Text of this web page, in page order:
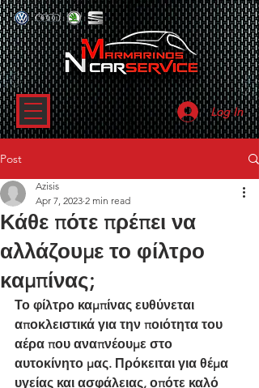
Log In
Post
Κάθε πότε πρέπει να
αλλάζουμε το φίλτρο
καμπίνας;
Azisis
Apr 7, 2023 2 min read
Το φίλτρο καμπίνας ευθύνεται
αποκλειστικά για την ποιότητα του
αέρα που αναπνέουμε στο
αυτοκίνητο μας. Πρόκειται για θέμα
υγείας και ασφάλειας, οπότε καλό